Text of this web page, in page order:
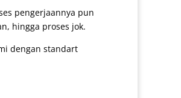
pengerjaannya pun
hingga proses jok.
dengan standart